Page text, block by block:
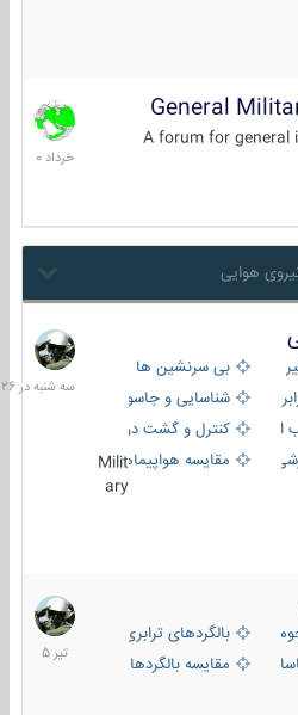
General
A forum for
10
خرداد
1400
بی سرنشین ها
شناسایی و جاسوسی
کنترل و گشت دریایی
مقایسه هواپیماهاMilit
ary
سه
شنبه
در
بالگردهای ترابری
مقایسه بالگردها
22
تیر
1405